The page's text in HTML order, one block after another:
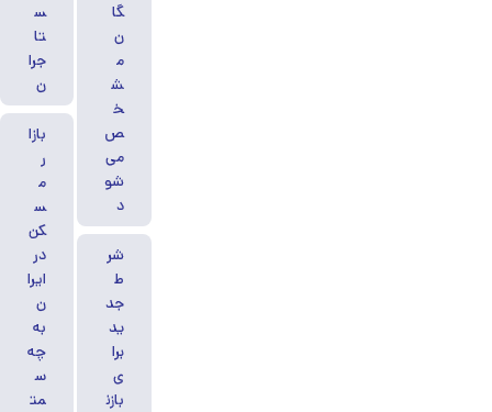
گا
ن
م
ش
خ
ص
می‌
شو
د
شر
ط
جد
ید
برا
ی
بازن
س
تا
جرا
ن
بازا
ر
م
س
کن
در
ایرا
ن
به
چه
س
مت